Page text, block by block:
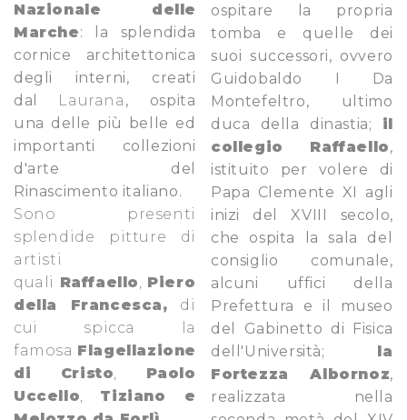
Nazionale delle
Marche: la splendida
cornice architettonica
degli interni, creati
dal Laurana , ospita
una delle più belle ed
importanti collezioni
d'arte del
Rinascimento italiano.
Sono presenti
splendide pitture di
artisti
quali Raffaello, Piero
della Francesca, di
cui spicca la
famosa Flagellazione
di Cristo, Paolo
Uccello, Tiziano e
ospitare la propria
tomba e quelle dei
suoi successori, ovvero
Guidobaldo I Da
Montefeltro, ultimo
duca della dinastia; il
collegio Raffaello,
istituito per volere di
Papa Clemente XI agli
inizi del XVIII secolo,
che ospita la sala del
consiglio comunale,
alcuni uffici della
Prefettura e il museo
del Gabinetto di Fisica
dell'Università; la
Fortezza Albornoz,
realizzata nella